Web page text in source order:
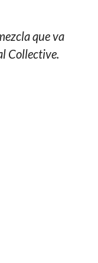
que va
Collective.